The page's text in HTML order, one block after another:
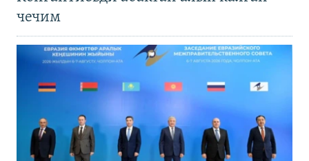
чечим